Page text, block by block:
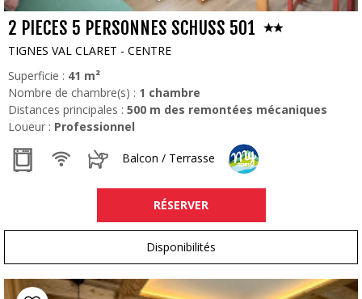
2 PIECES 5 PERSONNES SCHUSS 501
TIGNES VAL CLARET - CENTRE
Superficie : 41 m²
Nombre de chambre(s) : 1 chambre
Distances principales : 500 m des remontées mécaniques
Loueur : Professionnel
Balcon / Terrasse
RÉSERVER
Disponibilités